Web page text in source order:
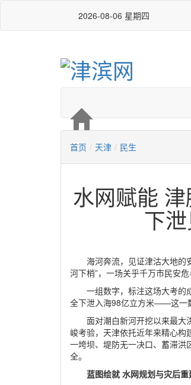
2026-08-06 星期四
首页 / 天津 / 民生
水网赋能
下
海河奔流，见证津沽大地的
河下梢”，一场关乎千万市民安
一组数字，标注这场大考的
全下泄入海98亿立方米——这一
面对潮白新河开挖以来最大
峻考验，天津依托近年来精心构
一垮坝、堤防无一决口、蓄滞洪
全。
蓝图绘就 水网规划与灾后